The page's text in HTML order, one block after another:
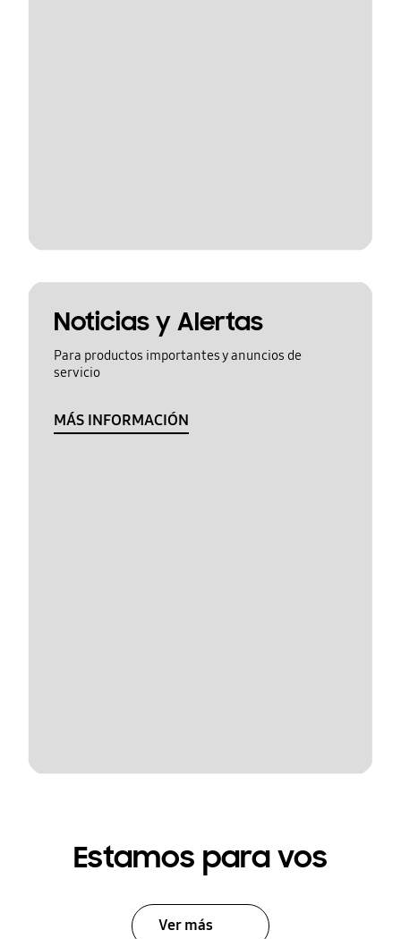
Noticias y Alertas
Para productos importantes y anuncios de
servicio
MÁS INFORMACIÓN
Estamos para vos
Ver más